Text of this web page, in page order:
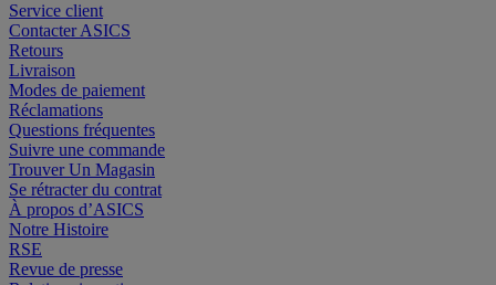
Service client
Contacter ASICS
Retours
Livraison
Modes de paiement
Réclamations
Questions fréquentes
Suivre une commande
Trouver Un Magasin
Se rétracter du contrat
À propos d’ASICS
Notre Histoire
RSE
Revue de presse